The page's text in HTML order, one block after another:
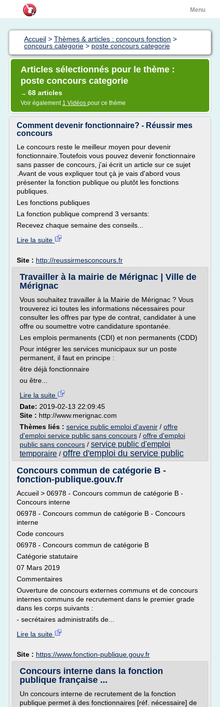
Menu
Accueil > Thèmes & articles : concours fonction >
concours categorie > poste concours categorie
Articles sélectionnés pour le thème :
poste concours categorie
→ 68 articles
Voir également 1 Vidéos pour ce thème
Comment devenir fonctionnaire? - Réussir mes
concours
Le concours reste le meilleur moyen pour devenir
fonctionnaire.Toutefois vous pouvez devenir fonctionnaire
sans passer de concours, j'ai écrit un article sur ce sujet
.Avant de vous expliquer tout çà je vais d'abord vous
présenter la fonction publique ou plutôt les fonctions
publiques.
Les fonctions publiques
La fonction publique comprend 3 versants:
Recevez chaque semaine des conseils...
Lire la suite
Site : http://reussirmesconcours.fr
Travailler à la mairie de Mérignac | Ville de
Mérignac
Vous souhaitez travailler à la Mairie de Mérignac ? Vous
trouverez ici toutes les informations nécessaires pour
consulter les offres par type de contrat, candidater à une
offre ou soumettre votre candidature spontanée.
Les emplois permanents (CDI) et non permanents (CDD)
Pour intégrer les services municipaux sur un poste
permanent, il faut en principe :
être déjà fonctionnaire
ou être...
Lire la suite
Date: 2019-02-13 22:09:45
Site : http://www.merignac.com
Thèmes liés : service public emploi d'avenir / offre
d'emploi service public sans concours / offre d'emploi
public sans concours / service public d'emploi
temporaire / offre d'emploi du service public
Concours commun de catégorie B -
fonction-publique.gouv.fr
Accueil > 06978 - Concours commun de catégorie B -
Concours interne
06978 - Concours commun de catégorie B - Concours
interne
Code concours
06978 - Concours commun de catégorie B
Catégorie statutaire
07 Mars 2019
Commentaires
Ouverture de concours externes communs et de concours
internes communs de recrutement dans le premier grade
dans les corps suivants :
- secrétaires administratifs de...
Lire la suite
Site : https://www.fonction-publique.gouv.fr
Concours interne dans la fonction
publique française ...
Un concours interne de recrutement de la fonction
publique permet à des fonctionnaires [réf. nécessaire] de